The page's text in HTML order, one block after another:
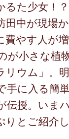
るた少女！
田中が現場
やす人が
が小さな植
リウム」。
手に入る簡
伝授。いま
りとご紹介